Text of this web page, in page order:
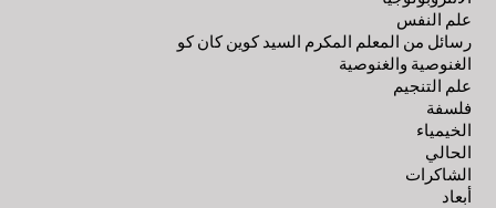
علم النفس
رسائل من المعلم المكرم السيد كوين كان كو
الغنوصية والغنوصية
علم التنجيم
فلسفة
الخيمياء
الحالي
الشاكرات
أبعاد